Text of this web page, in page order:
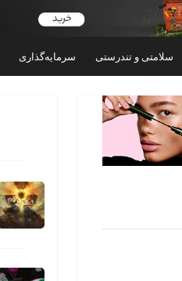
سلامتی و تندرستی سرمایه‌گذاری